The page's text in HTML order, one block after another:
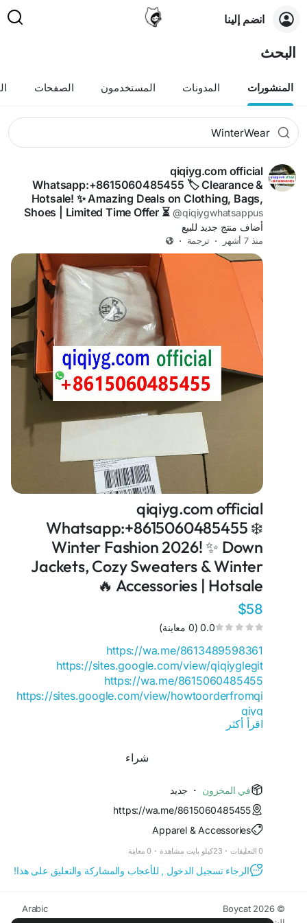
انضم إلينا
البحث
المنشورات المدونات المستخدمون الصفحات
qiqiyg.com official
Whatsapp:+8615060485455 🏷️ Clearance &
Hotsale! ✨ Amazing Deals on Clothing, Bags,
Shoes | Limited Time Offer ⏳ @qiqiygwhatsappus
أضاف منتج جديد للبيع
منذ 7 أشهر · ترجمة ·
qiqiyg.com official
Whatsapp:+8615060485455 ❄️
Winter Fashion 2026! ✨ Down
Jackets, Cozy Sweaters & Winter
Accessories | Hotsale 🔥
$58
0.0 (0 معاينة)
https://wa.me/8613489598361
https://sites.google.com/view/qiqiyglegit
https://wa.me/8615060485455
https://sites.google.com/view/howtoorderfromqi
qiyg
https://qiqiygofficial.x.yupoo.com
https://sites.google.com/view/qiqiygfashion
https://qiqiygofficialwhatsapp.x.yupoo.com
https://wa.me/8618120605182
https://sites.google.com/view/qiqiygofficial
https://www.qiqiygufficiale.eu
https://www.qiqiygkinagrossist.eu
https://www.qiqiygfactorydirect.shop
https://www.qiqiyghotsale.shop
https://www.qiqiygchinafactory.eu
اقرأ أكثر
شراء
في المخزون · جديد
https://wa.me/8615060485455
Apparel & Accessories
0 التعليقات · 23كيلو بايت مشاهدة · 0 معاينة
الرجاء تسجيل الدخول , للأعجاب والمشاركة والتعليق على هذا!
© 2026 Boycat
Arabic